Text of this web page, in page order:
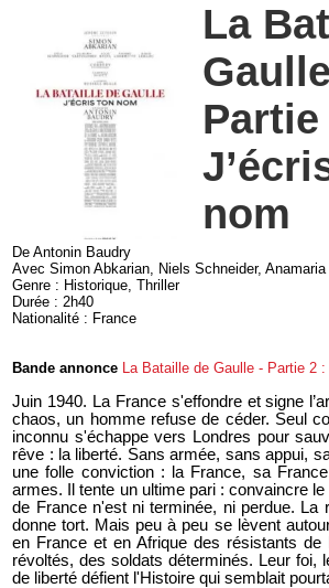
Services
Contacts
La
Partie
nom
De Antonin Baudry
Avec Simon Abkarian, Niels Schneider, Anamaria
Genre : Historique, Thriller
Durée : 2h40
Nationalité : France
Bande annonce La Bataille de Gaulle - Partie 2 :
Juin 1940. La France s'effondre et signe
chaos, un homme refuse de céder. Seul
inconnu s'échappe vers Londres pour
rêve : la liberté. Sans armée, sans appui,
une folle conviction : la France, sa
armes. Il tente un ultime pari : convaincre
de France n'est ni terminée, ni perdue. La
donne tort. Mais peu à peu se lèvent
en France et en Afrique des résistants de
révoltés, des soldats déterminés. Leur foi,
de liberté défient l'Histoire qui semblait